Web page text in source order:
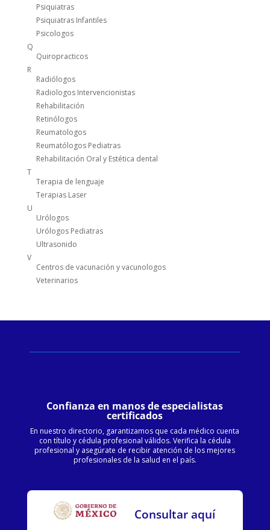
Psiquiatras
Psiquiatras Infantiles
Psicologos
Q
Quiropracticos
R
Radiólogos
Radiologos Intervencionistas
Rehabilitación
Retinólogos
Reumatologos
Reumatólogos Pediatras
Rehabilitación Oral y Estética dental
T
Terapia de lenguaje
Terapias Laser
U
Urólogos
Urólogos Pediatras
Ultrasonido
V
Centros de vacunación y vacunologos
Veterinarios
Confianza en manos de especialistas
certificados
En nuestro directorio, garantizamos que cada médico cuenta
con título y cédula profesional válidos. Verifica la cédula
profesional y asegúrate de recibir atención de los mejores
profesionales de la salud en el país.
Consultar aquí